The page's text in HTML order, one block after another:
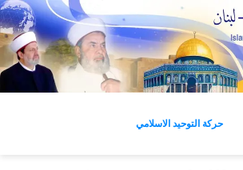
حركة التوحيد الاسلامي